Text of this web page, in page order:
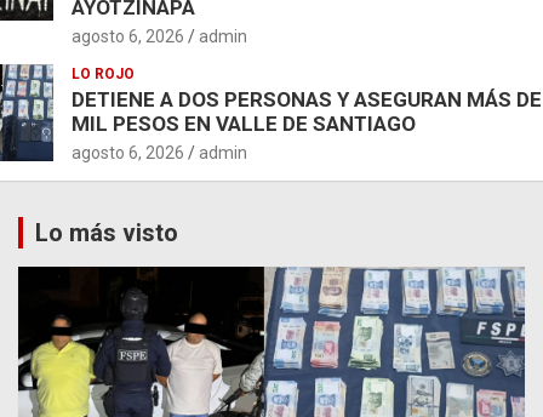
AYOTZINAPA
agosto 6, 2026 admin
LO ROJO
DETIENE A DOS PERSONAS Y ASEGURAN MÁS
MIL PESOS EN VALLE DE SANTIAGO
agosto 6, 2026 admin
Lo más visto